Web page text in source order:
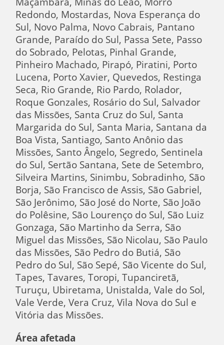
Redondo, Mostardas, Nova Esperança do
Sul, Novo Palma, Novo Cabrais, Pantano
Grande, Paraído do Sul, Passa Sete, Passo
do Sobrado, Pelotas, Pinhal Grande,
Pinheiro Machado, Pirapó, Piratini, Porto
Lucena, Porto Xavier, Quevedos, Restinga
Seca, Rio Grande, Rio Pardo, Rolador,
Roque Gonzales, Rosário do Sul, Salvador
das Missões, Santa Cruz do Sul, Santa
Margarida do Sul, Santa Maria, Santana da
Boa Vista, Santiago, Santo Anônio das
Missões, Santo Ângelo, Segredo, Sentinela
do Sul, Sertão Santana, Sete de Setembro,
Silveira Martins, Sinimbu, Sobradinho, São
Borja, São Francisco de Assis, São Gabriel,
São Jerônimo, São José do Norte, São João
do Polêsine, São Lourenço do Sul, São Luiz
Gonzaga, São Martinho da Serra, São
Miguel das Missões, São Nicolau, São Paulo
das Missões, São Pedro do Butiá, São
Pedro do Sul, São Sepé, São Vicente do Sul,
Tapes, Tavares, Toropi, Tupanciretã,
Turuçu, Ubiretama, Unistalda, Vale do Sol,
Vale Verde, Vera Cruz, Vila Nova do Sul e
Vitória das Missões.
Área afetada